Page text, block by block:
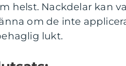
helst. Nackdelar kan
om de inte
lukt.